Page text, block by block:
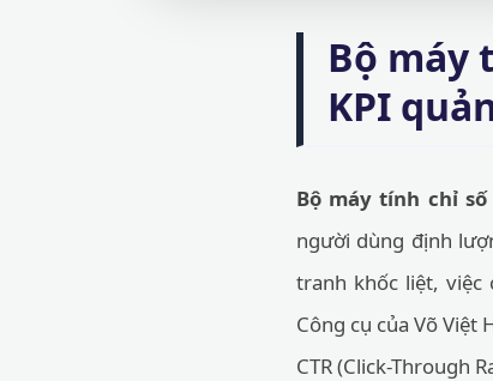
Bộ máy
KPI
Bộ máy tính chỉ số
người dùng định
tranh khốc liệt, việc
Công cụ của Võ Việt
CTR (Click-Through